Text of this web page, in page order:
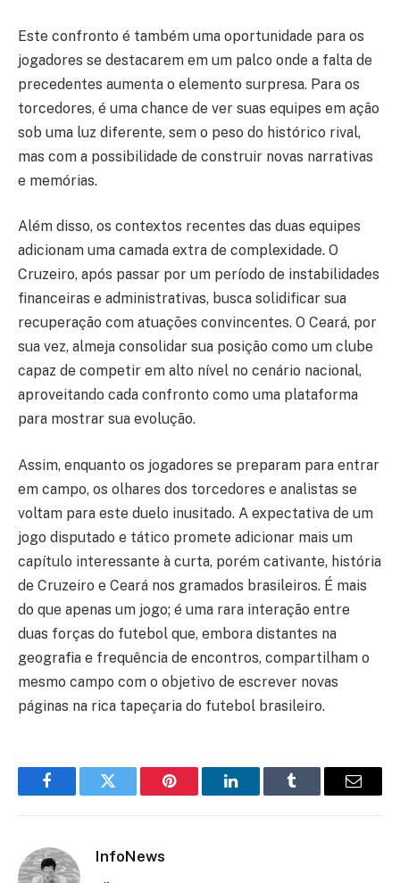
Este confronto é também uma oportunidade para os
jogadores se destacarem em um palco onde a falta de
precedentes aumenta o elemento surpresa. Para os
torcedores, é uma chance de ver suas equipes em ação
sob uma luz diferente, sem o peso do histórico rival,
mas com a possibilidade de construir novas narrativas
e memórias.
Além disso, os contextos recentes das duas equipes
adicionam uma camada extra de complexidade. O
Cruzeiro, após passar por um período de instabilidades
financeiras e administrativas, busca solidificar sua
recuperação com atuações convincentes. O Ceará, por
sua vez, almeja consolidar sua posição como um clube
capaz de competir em alto nível no cenário nacional,
aproveitando cada confronto como uma plataforma
para mostrar sua evolução.
Assim, enquanto os jogadores se preparam para entrar
em campo, os olhares dos torcedores e analistas se
voltam para este duelo inusitado. A expectativa de um
jogo disputado e tático promete adicionar mais um
capítulo interessante à curta, porém cativante, história
de Cruzeiro e Ceará nos gramados brasileiros. É mais
do que apenas um jogo; é uma rara interação entre
duas forças do futebol que, embora distantes na
geografia e frequência de encontros, compartilham o
mesmo campo com o objetivo de escrever novas
páginas na rica tapeçaria do futebol brasileiro.
FacebookTwitter Pinterest LinkedInTumblr Email
InfoNews